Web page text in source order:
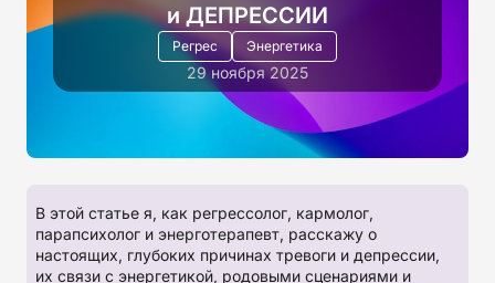
и ДЕПРЕССИИ
Регрес Энергетика
29 ноября 2025
В этой статье я, как регрессолог, кармолог,
парапсихолог и энерготерапевт, расскажу о
настоящих, глубоких причинах тревоги и депрессии,
их связи с энергетикой, родовыми сценариями и